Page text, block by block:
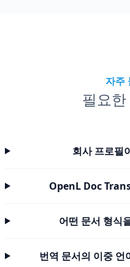
자주
필요
회사 프로필
OpenL Doc
어떤 문서 형식
번역 문서의 이중 언